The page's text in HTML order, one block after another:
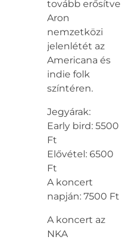
tovább erősítve
Aron
nemzetközi
jelenlétét az
Americana és
indie folk
színtéren.
Jegyárak:
Early bird: 5500
Ft
Elővétel: 6500
Ft
A koncert
napján: 7500 Ft
A koncert az
NKA